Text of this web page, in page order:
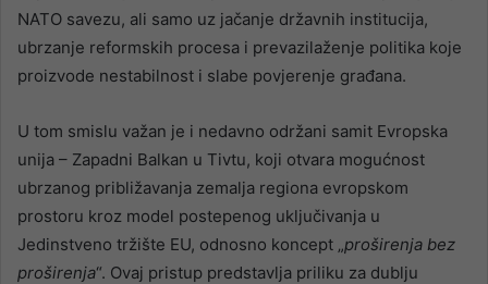
NATO savezu, ali samo uz jačanje državnih institucija,
ubrzanje reformskih procesa i prevazilaženje politika koje
proizvode nestabilnost i slabe povjerenje građana.
U tom smislu važan je i nedavno održani samit Evropska
unija – Zapadni Balkan u Tivtu, koji otvara mogućnost
ubrzanog približavanja zemalja regiona evropskom
prostoru kroz model postepenog uključivanja u
Jedinstveno tržište EU, odnosno koncept „proširenja bez
proširenja“. Ovaj pristup predstavlja priliku za dublju